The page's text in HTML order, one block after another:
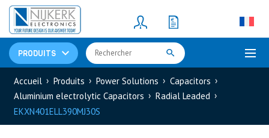
PRODUITS
Resistors(781)
Shunt Resistor
Accueil Produits Power Solutions
Capacitors
Aluminium electrolytic Capacitors
Radial Leaded
EKXN401ELL390MJ30S